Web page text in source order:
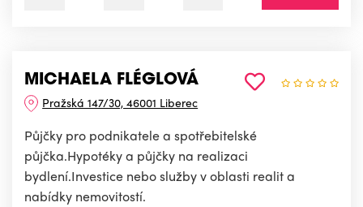
MICHAELA FLÉGLOVÁ
Pražská 147/30, 46001 Liberec
Půjčky pro podnikatele a spotřebitelské
půjčka.Hypotéky a půjčky na realizaci
bydlení.Investice nebo služby v oblasti realit a
nabídky nemovitostí.